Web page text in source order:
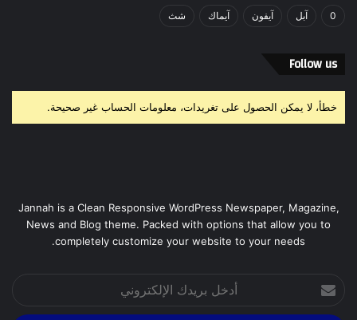
0 آبل آيفون آيماك شث
Follow us
خطأ، لا يمكن الحصول على تغريدات، معلومات الحساب غير صحيحة.
Jannah is a Clean Responsive WordPress Newspaper, Magazine,
News and Blog theme. Packed with options that allow you to
completely customize your website to your needs.
بريدك
الإلكتروني